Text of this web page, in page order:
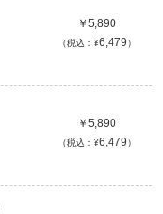
￥5,890
（税込：¥6,479）
￥5,890
（税込：¥6,479）